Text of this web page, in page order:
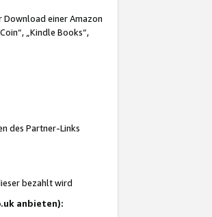
einer Amazon
„Kindle Books“,
des Partner-Links
bezahlt wird
anbieten):